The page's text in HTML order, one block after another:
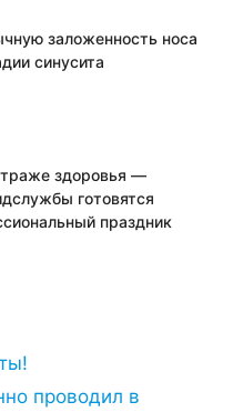
заложенность носа
синусита
здоровья —
готовятся
праздник
проводил в